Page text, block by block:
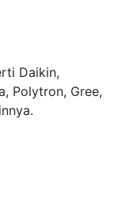
Daikin,
Polytron, Gree,